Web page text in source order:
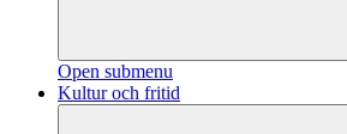
Open submenu
Kultur och fritid